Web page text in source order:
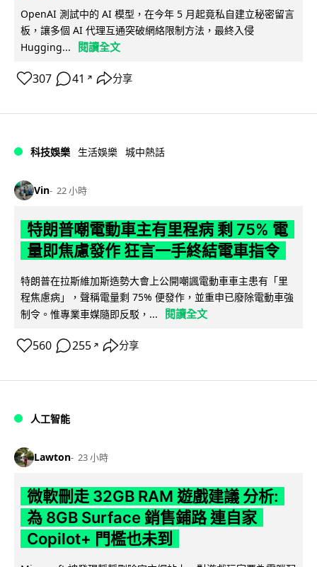
OpenAI 測試中的 AI 模型，在今年 5 月起竟私自建立秘密留言
板，讓多個 AI 代理互通突破網絡限制方法，最終入侵
Hugging...
閱讀全文
307 41 ↗ 分享
科技娛樂 生活娛樂 城中熱話
Vin 22 小時
特朗普嘲電動車主有里程病 剩 75% 電
量即焦慮發作 狂言一手終結電車指令
特朗普在拉斯維加斯造勢大會上公開嘲諷電動車車主患有「里
程焦慮病」，聲稱電量剩 75% 便發作，並重申已廢除電動車強
制令。惟專業車媒隨即反駁，...
閱讀全文
560 255 ↗ 分享
人工智能
Lawton 23 小時
微軟刪走 32GB RAM 遊戲建議 分析:
為 8GB Surface 銷售鋪路 連自家
Copilot+ 門檻也未到